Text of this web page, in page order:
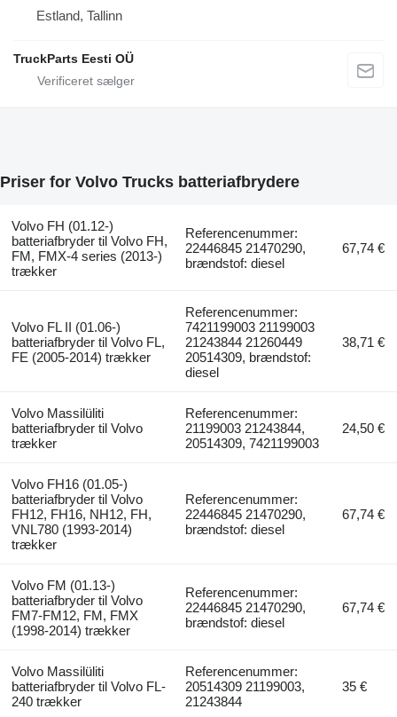
Estland, Tallinn
TruckParts Eesti OÜ
Priser for Volvo Trucks batteriafbrydere
Volvo FH (01.12-)
batteriafbryder til Volvo FH,
FM, FMX-4 series (2013-)
trækker
Referencenummer:
22446845 21470290,
brændstof: diesel
67,74 €
Volvo FL II (01.06-)
batteriafbryder til Volvo FL,
FE (2005-2014) trækker
Referencenummer:
7421199003 21199003
21243844 21260449
20514309, brændstof:
diesel
38,71 €
Volvo Massilüliti
batteriafbryder til Volvo
trækker
Referencenummer:
21199003 21243844,
20514309, 7421199003
24,50 €
Volvo FH16 (01.05-)
batteriafbryder til Volvo
FH12, FH16, NH12, FH,
VNL780 (1993-2014)
trækker
Referencenummer:
22446845 21470290,
brændstof: diesel
67,74 €
Volvo FM (01.13-)
batteriafbryder til Volvo
FM7-FM12, FM, FMX
(1998-2014) trækker
Referencenummer:
22446845 21470290,
brændstof: diesel
67,74 €
Volvo Massilüliti
batteriafbryder til Volvo FL-
240 trækker
Referencenummer:
20514309 21199003,
21243844
35 €